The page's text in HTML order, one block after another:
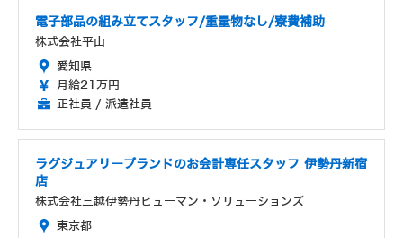
電子部品の組み立てスタッフ/重量物なし/寮費補助
株式会社平山
愛知県
月給21万円
正社員 / 派遣社員
ラグジュアリーブランドのお会計専任スタッフ 伊勢丹新宿
店
株式会社三越伊勢丹ヒューマン・ソリューションズ
東京都